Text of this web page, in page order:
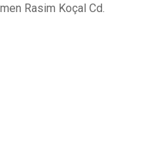
Rasim Koçal Cd.